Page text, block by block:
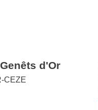
d'Or
CEZE